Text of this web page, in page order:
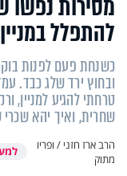
מסירות נפשו
להתפלל במניין
כשנחת פעם לפנות
ובחוץ ירד שלג כבד.
טרחתי להגיע למניין,
שחרית, ואיך יהא
הרב ארז חזני / ופריו
מתוק